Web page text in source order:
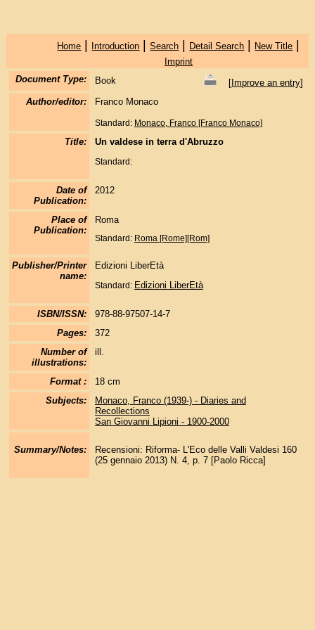
Home | Introduction |Search | Detail Search | New Title |
Imprint
Document Type:
Book [Improve an entry]
Author/editor:
Franco Monaco
Standard: Monaco, Franco [Franco Monaco]
Title: Un valdese in terra d'Abruzzo
Standard:
Date of
Publication:
2012
Place of
Publication:
Roma
Standard: Roma [Rome][Rom]
Publisher/Printer
name:
Edizioni LiberEtà
Standard: Edizioni LiberEtà
ISBN/ISSN:
978-88-97507-14-7
Pages:
372
Number of
illustrations:
ill.
Format :
18 cm
Subjects:
Monaco, Franco (1939-) - Diaries and
Recollections
San Giovanni Lipioni - 1900-2000
Summary/Notes:
Recensioni: Riforma- L'Eco delle Valli Valdesi 160
(25 gennaio 2013) N. 4, p. 7 [Paolo Ricca]